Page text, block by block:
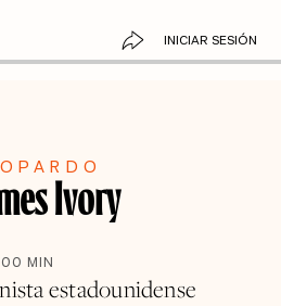
INICIAR SESIÓN
Ivory
00 MIN
estadounidense